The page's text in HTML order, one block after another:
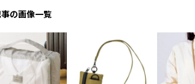
の画像一覧